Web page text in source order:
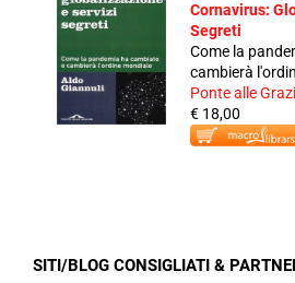
Cornavirus:
Segreti
Come la
cambierà
Ponte alle
€ 18,00
SITI/BLOG CONSIGLIATI &